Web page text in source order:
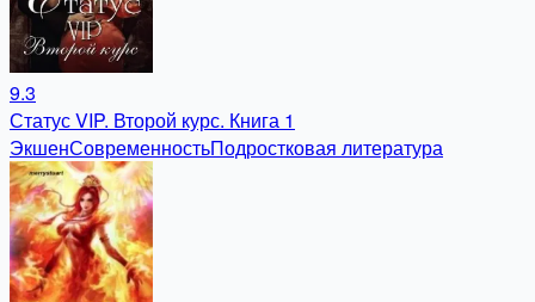
9.3
Статус VIP. Второй курс. Книга 1
ЭкшенСовременностьПодростковая литература